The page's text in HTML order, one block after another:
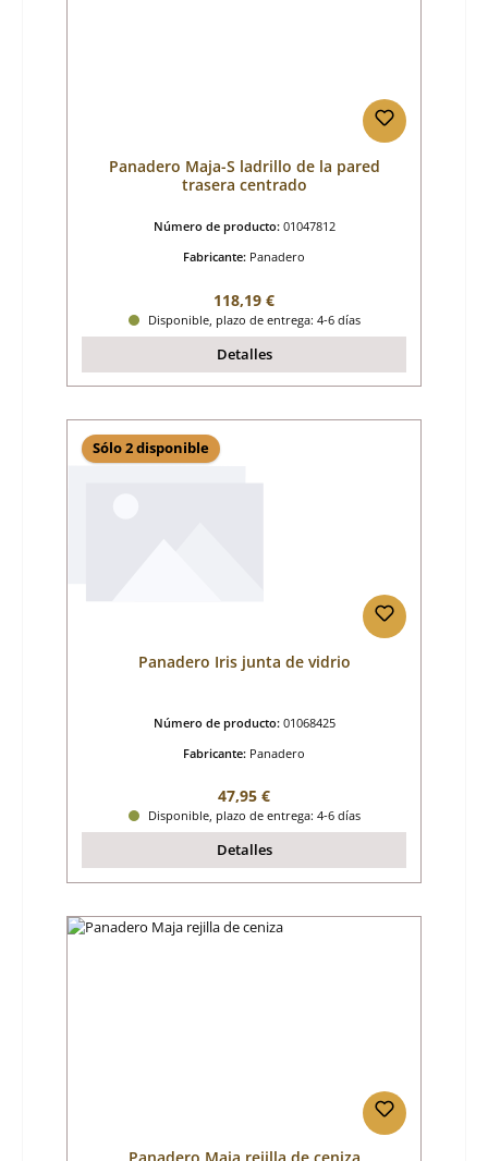
Panadero Maja-S ladrillo de la pared
trasera centrado
Número de producto: 01047812
Fabricante: Panadero
Precio normal:
118,19 €
Disponible, plazo de entrega: 4-6 días
Detalles
Sólo 2 disponible
Panadero Iris junta de vidrio
Número de producto: 01068425
Fabricante: Panadero
Precio normal:
47,95 €
Disponible, plazo de entrega: 4-6 días
Detalles